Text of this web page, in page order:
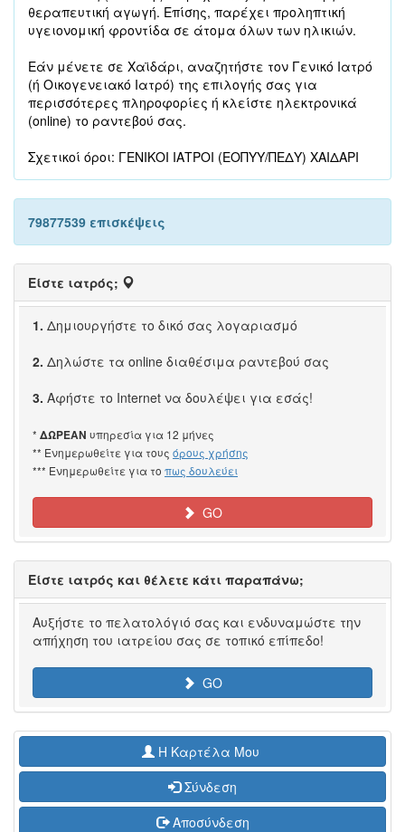
θεραπευτική αγωγή. Επίσης, παρέχει προληπτική
υγειονομική φροντίδα σε άτομα όλων των ηλικιών.
Εάν μένετε σε Χαϊδάρι, αναζητήστε τον Γενικό Ιατρό
(ή Οικογενειακό Ιατρό) της επιλογής σας για
περισσότερες πληροφορίες ή κλείστε ηλεκτρονικά
(online) το ραντεβού σας.
Σχετικοί όροι: ΓΕΝΙΚΟΙ ΙΑΤΡΟΙ (ΕΟΠΥΥ/ΠΕΔΥ) ΧΑΙΔΑΡΙ
79877539 επισκέψεις
Είστε ιατρός;
1. Δημιουργήστε το δικό σας λογαριασμό
2. Δηλώστε τα online διαθέσιμα ραντεβού σας
3. Αφήστε το Internet να δουλέψει για εσάς!
* ΔΩΡΕΑΝ υπηρεσία για 12 μήνες
** Ενημερωθείτε για τους όρους χρήσης
*** Ενημερωθείτε για το πως δουλεύει
GO
Είστε ιατρός και θέλετε κάτι παραπάνω;
Αυξήστε το πελατολόγιό σας και ενδυναμώστε την
απήχηση του ιατρείου σας σε τοπικό επίπεδο!
GO
H Καρτέλα Μου
Σύνδεση
Αποσύνδεση